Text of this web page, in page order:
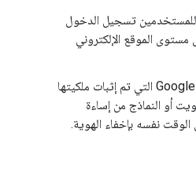
للمستخدمين تسجيل الدخول
مستوى الموقع الإلكتروني
يمكنك استخدام حسابات Google التي تم إثبات ملكيتها
أو النماذج من إساءة
نفسه بإخفاء الهوية.